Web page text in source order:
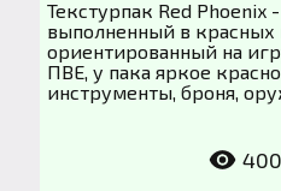
Текстурпак Red Phoenix
выполненный в красных
ориентированный на
ПВЕ, у пака яркое
инструменты, броня,